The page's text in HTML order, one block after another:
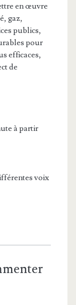
en œuvre
gaz,
publics,
pour
efficaces,
de
à partir
voix